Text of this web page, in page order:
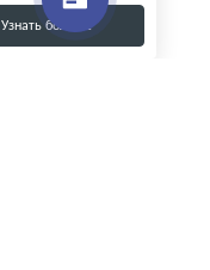
Узнать больше